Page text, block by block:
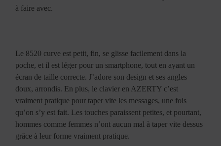
à faire avec.
Le 8520 curve est petit, fin, se glisse facilement dans la
poche, et il est léger pour un smartphone, tout en ayant un
écran de taille correcte. J’adore son design et ses angles
doux, arrondis. En plus, le clavier en AZERTY c’est
vraiment pratique pour taper vite les messages, une fois
qu’on s’y est fait. Les touches paraissent petites, et pourtant,
hommes comme femmes n’ont aucun mal à taper vite dessus
grâce à leur forme vraiment pratique.